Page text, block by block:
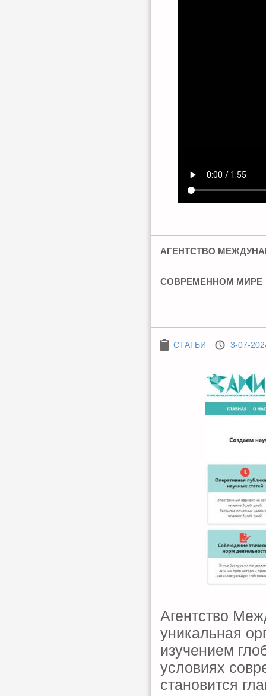
АГЕНТСТВО
СОВРЕМЕННОМ МИРЕ
СТАТЬИ 3-07-
Агентство
уникальная
изучением
условиях
становится